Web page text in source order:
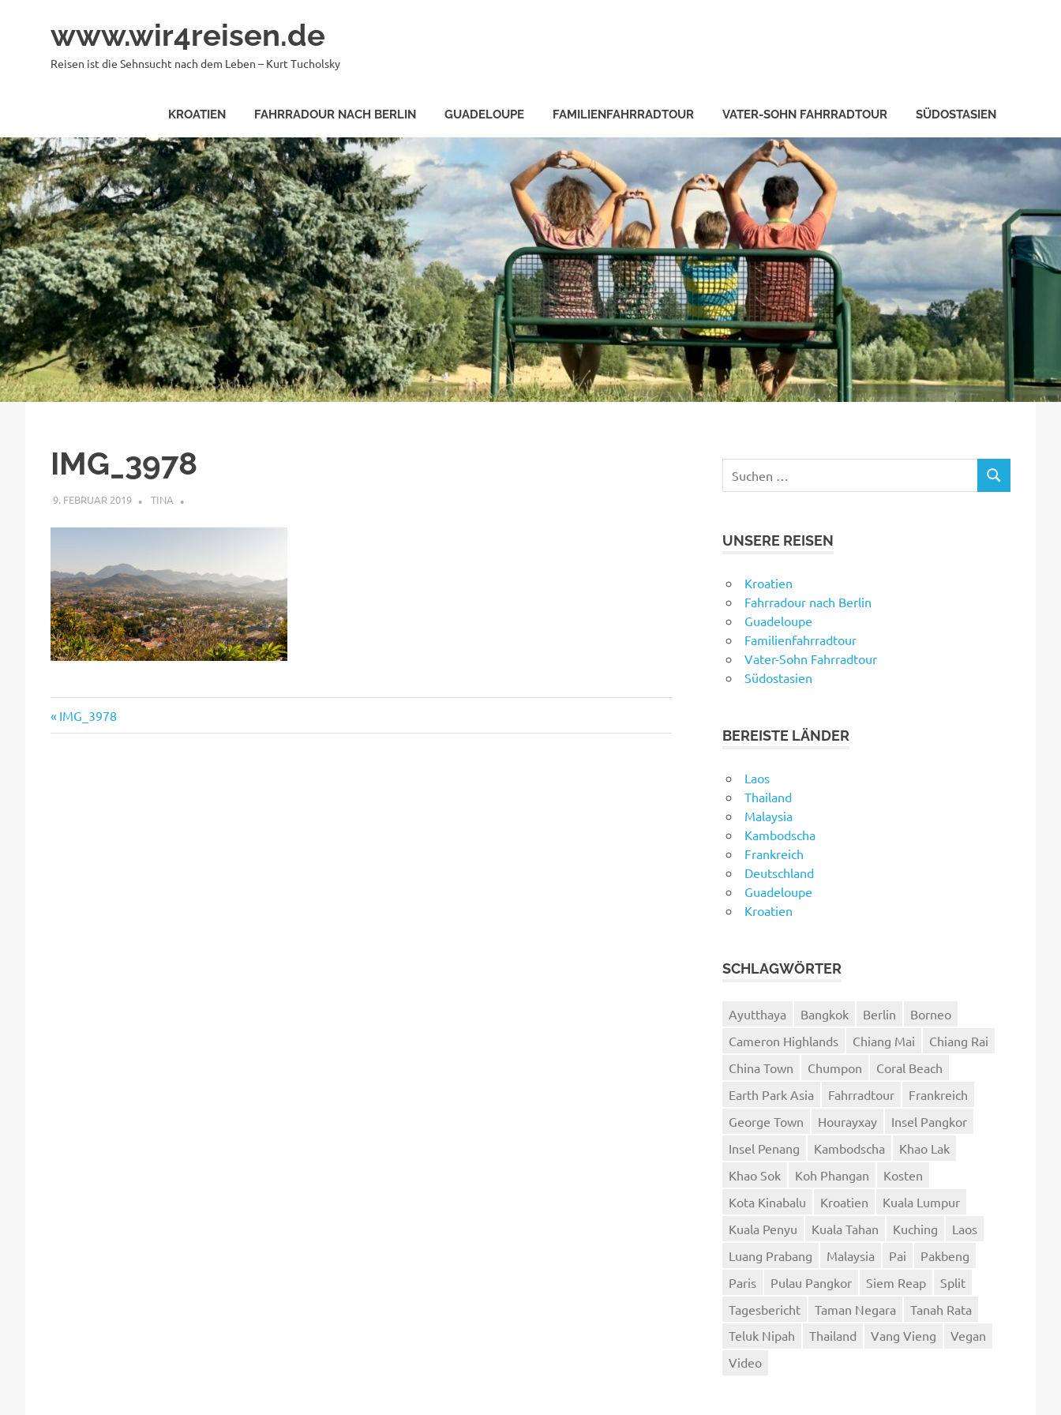
www.wir4reisen.de
Reisen ist die Sehnsucht nach dem Leben – Kurt Tucholsky
KROATIEN FAHRRADOUR NACH BERLIN GUADELOUPE FAMILIENFAHRRADTOUR VATER-SOHN FAHRRADTOUR SÜDOSTASIEN
IMG_3978
9. FEBRUAR 2019 TINA
Beitragsnavigation
Vorheriger
Beitrag:
IMG_3978
nach:
SUCHEN
UNSERE REISEN
Kroatien
Fahrradour nach Berlin
Guadeloupe
Familienfahrradtour
Vater-Sohn Fahrradtour
Südostasien
BEREISTE LÄNDER
Laos
Thailand
Malaysia
Kambodscha
Frankreich
Deutschland
Guadeloupe
Kroatien
SCHLAGWÖRTER
Ayutthaya Bangkok Berlin
Borneo
Cameron Highlands
Chiang Mai
Chiang Rai
China Town
Chumpon
Coral Beach
Earth Park Asia
Fahrradtour
Frankreich
George Town
Hourayxay
Insel Pangkor
Insel Penang
Kambodscha
Khao Lak
Khao Sok
Koh Phangan
Kosten
Kota Kinabalu
Kroatien
Kuala Lumpur
Kuala Penyu
Kuala Tahan Kuching
Laos
Luang Prabang
Malaysia Pai
Pakbeng
Paris
Pulau Pangkor Siem Reap
Split
Tagesbericht
Taman Negara
Tanah Rata
Teluk Nipah
Thailand Vang Vieng
Vegan
Video